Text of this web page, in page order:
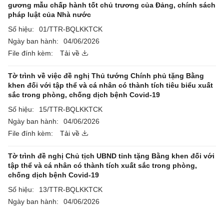
gương mẫu chấp hành tốt chủ trương của Đảng, chính sách
pháp luật của Nhà nước
Số hiệu:
01/TTR-BQLKKTCK
Ngày ban hành:
04/06/2026
File đính kèm:
Tải về
Tờ trình về việc đề nghị Thủ tướng Chính phủ tặng Bằng
khen đối với tập thể và cá nhân có thành tích tiêu biểu xuất
sắc trong phòng, chống dịch bệnh Covid-19
Số hiệu:
15/TTR-BQLKKTCK
Ngày ban hành:
04/06/2026
File đính kèm:
Tải về
Tờ trình đề nghị Chủ tịch UBND tỉnh tặng Bằng khen đối với
tập thể và cá nhân có thành tích xuất sắc trong phòng,
chống dịch bệnh Covid-19
Số hiệu:
13/TTR-BQLKKTCK
Ngày ban hành:
04/06/2026